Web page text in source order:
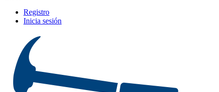
Registro
Inicia sesión